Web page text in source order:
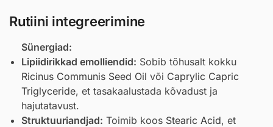
Rutiini integreerimine
Sünergiad:
Lipiidirikkad emolliendid: Sobib tõhusalt kokku
Ricinus Communis Seed Oil või Caprylic Capric
Triglyceride, et tasakaalustada kõvadust ja
hajutatavust.
Struktuuriandjad: Toimib koos Stearic Acid, et